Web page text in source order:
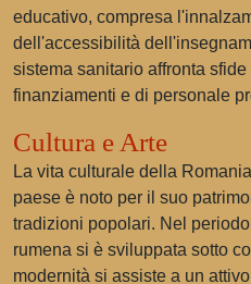
educativo, compresa
dell'accessibilità
sistema sanitario affronta
finanziamenti e di personale
Cultura e Arte
La vita culturale della
paese è noto per il suo
tradizioni popolari. Nel
rumena si è sviluppata sotto
modernità si assiste a un